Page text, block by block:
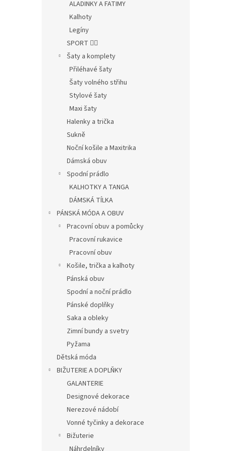
ALADINKY A FATIMY
Kalhoty
Legíny
SPORT 🤸‍♂️
Šaty a komplety
Přiléhavé šaty
Šaty volného střihu
Stylové šaty
Maxi šaty
Halenky a trička
Sukně
Noční košile a Maxitrika
Dámská obuv
Spodní prádlo
KALHOTKY A TANGA
DÁMSKÁ TÍLKA
PÁNSKÁ MÓDA A OBUV
Pracovní obuv a pomůcky
Pracovní rukavice
Pracovní obuv
Košile, trička a kalhoty
Pánská obuv
Spodní a noční prádlo
Pánské doplňky
Saka a obleky
Zimní bundy a svetry
Pyžama
Dětská móda
BIŽUTERIE A DOPLŇKY
GALANTERIE
Designové dekorace
Nerezové nádobí
Vonné tyčinky a dekorace
Bižuterie
Náhrdelníky